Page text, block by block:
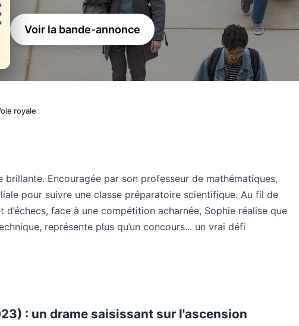
Voir la bande-annonce
royale
brillante. Encouragée par son professeur de mathématiques,
pour suivre une classe préparatoire scientifique. Au fil de
d’échecs, face à une compétition acharnée, Sophie réalise que
représente plus qu’un concours... un vrai défi
: un drame saisissant sur l'ascension